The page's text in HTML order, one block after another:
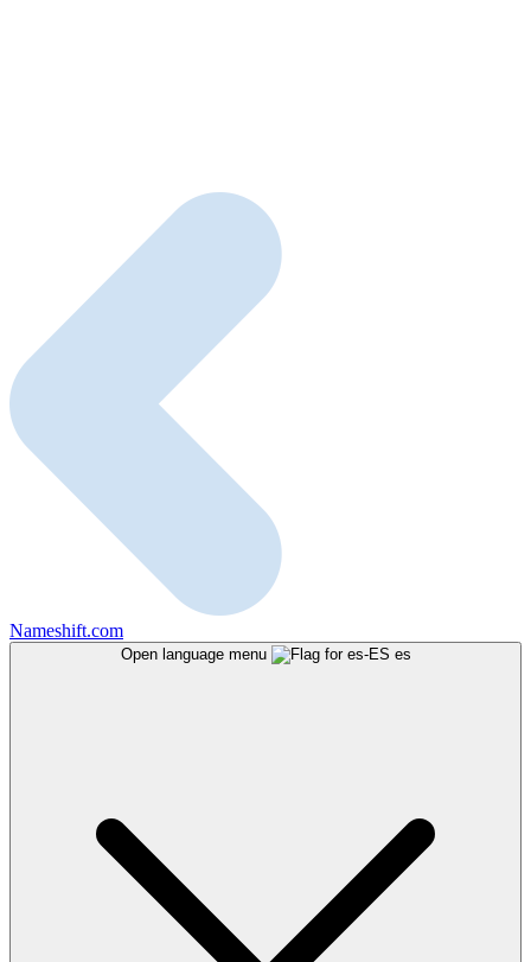
Nameshift.com
Open language menu es